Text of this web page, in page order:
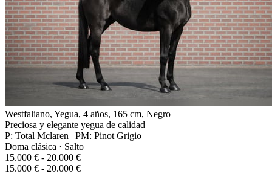
Westfaliano, Yegua, 4 años, 165 cm, Negro
Preciosa y elegante yegua de calidad
P: Total Mclaren | PM: Pinot Grigio
Doma clásica · Salto
15.000 € - 20.000 €
15.000 € - 20.000 €